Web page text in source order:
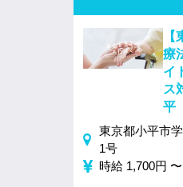
療
イ
ス
平
東京都小平市
1号
時給 1,700円 〜